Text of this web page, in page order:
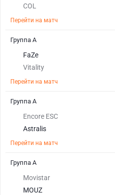
COL
Перейти на матч
FaZe
Vitality
Перейти на матч
Группа A
Encore ESC
Astralis
Перейти на матч
Группа A
Movistar
MOUZ
Группа A